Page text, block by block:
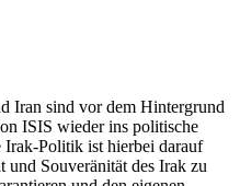
Iran sind vor dem Hintergrund
ISIS wieder ins politische
Politik ist hierbei darauf
und Souveränität des Irak zu